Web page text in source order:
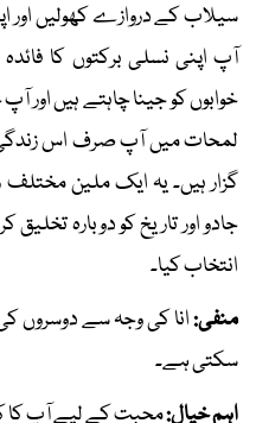
سیلاب کے دروازے کھولیں اور
آپ اپنی نسلی برکتوں کا
خوابوں کو جینا چاہتے ہیں
لمحات میں آپ صرف اس
گزار ہیں۔ یہ ایک ملین
جادو اور تاریخ کو دوبارہ
انتخاب کیا۔
منفی:انا کی وجہ سے دوسروں
سکتی ہے۔
اہم خیال:محبت کے لیے آپ کا